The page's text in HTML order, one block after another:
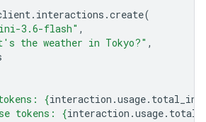
. interactions .create(
3.6-flash" ,
the weather in Tokyo?" ,
{interaction .usage.
tokens: {interaction .usage.